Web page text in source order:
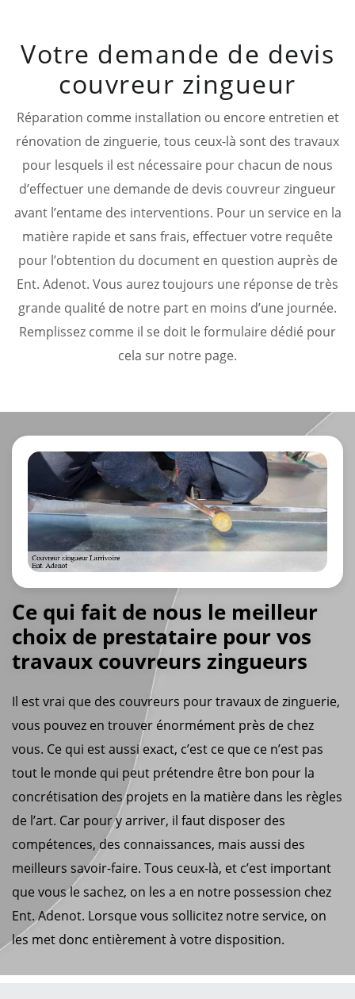
Votre demande de devis
couvreur zingueur
Réparation comme installation ou encore entretien et
rénovation de zinguerie, tous ceux-là sont des travaux
pour lesquels il est nécessaire pour chacun de nous
d’effectuer une demande de devis couvreur zingueur
avant l’entame des interventions. Pour un service en la
matière rapide et sans frais, effectuer votre requête
pour l’obtention du document en question auprès de
Ent. Adenot. Vous aurez toujours une réponse de très
grande qualité de notre part en moins d’une journée.
Remplissez comme il se doit le formulaire dédié pour
cela sur notre page.
Ce qui fait de nous le meilleur
choix de prestataire pour vos
travaux couvreurs zingueurs
Il est vrai que des couvreurs pour travaux de zinguerie,
vous pouvez en trouver énormément près de chez
vous. Ce qui est aussi exact, c’est ce que ce n’est pas
tout le monde qui peut prétendre être bon pour la
concrétisation des projets en la matière dans les règles
de l’art. Car pour y arriver, il faut disposer des
compétences, des connaissances, mais aussi des
meilleurs savoir-faire. Tous ceux-là, et c’est important
que vous le sachez, on les a en notre possession chez
Ent. Adenot. Lorsque vous sollicitez notre service, on
les met donc entièrement à votre disposition.